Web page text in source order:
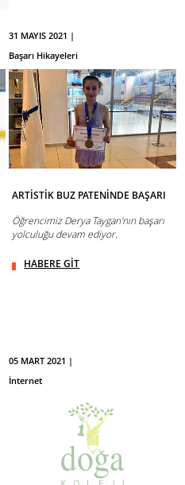
31 MAYIS 2021 |
Başarı Hikayeleri
ARTİSTİK BUZ PATENİNDE BAŞARI
Öğrencimiz Derya Taygan'nın başarı
yolculuğu devam ediyor.
HABERE GİT
05 MART 2021 |
İnternet